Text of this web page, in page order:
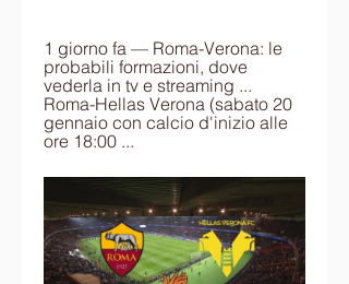
1 giorno fa — Roma-Verona: le
probabili formazioni, dove
vederla in tv e streaming ...
Roma-Hellas Verona (sabato 20
gennaio con calcio d'inizio alle
ore 18:00 ...